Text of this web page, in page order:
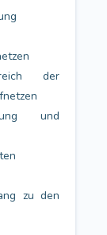
der
und
zu den